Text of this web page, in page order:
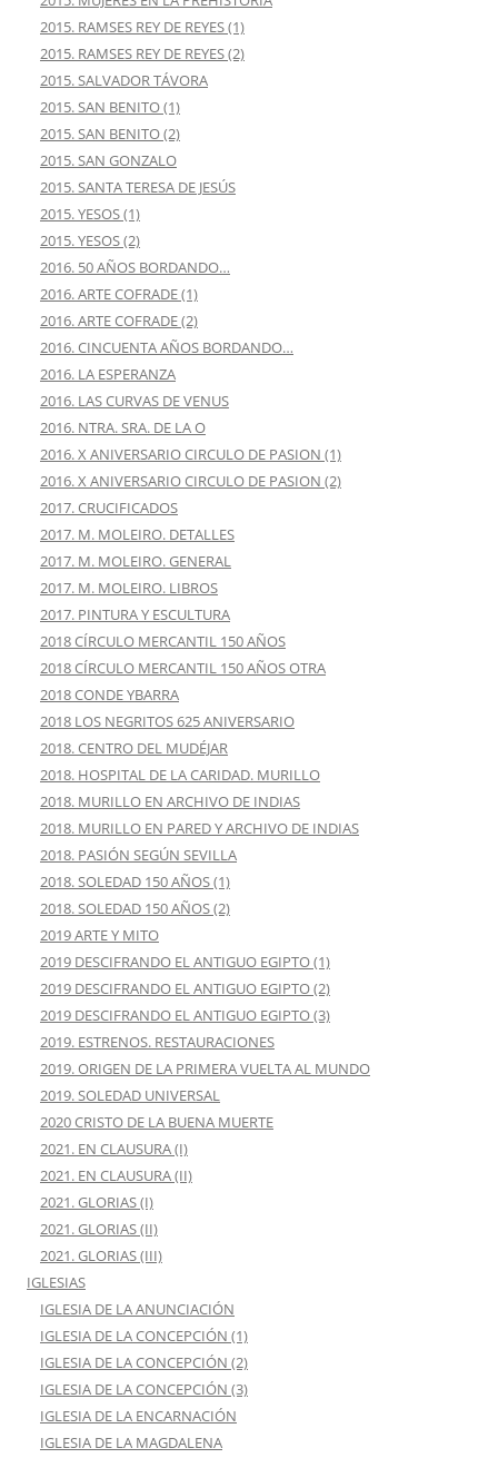
2015. RAMSES REY DE REYES (1)
2015. RAMSES REY DE REYES (2)
2015. SALVADOR TÁVORA
2015. SAN BENITO (1)
2015. SAN BENITO (2)
2015. SAN GONZALO
2015. SANTA TERESA DE JESÚS
2015. YESOS (1)
2015. YESOS (2)
2016. 50 AÑOS BORDANDO…
2016. ARTE COFRADE (1)
2016. ARTE COFRADE (2)
2016. CINCUENTA AÑOS BORDANDO…
2016. LA ESPERANZA
2016. LAS CURVAS DE VENUS
2016. NTRA. SRA. DE LA O
2016. X ANIVERSARIO CIRCULO DE PASION (1)
2016. X ANIVERSARIO CIRCULO DE PASION (2)
2017. CRUCIFICADOS
2017. M. MOLEIRO. DETALLES
2017. M. MOLEIRO. GENERAL
2017. M. MOLEIRO. LIBROS
2017. PINTURA Y ESCULTURA
2018 CÍRCULO MERCANTIL 150 AÑOS
2018 CÍRCULO MERCANTIL 150 AÑOS OTRA
2018 CONDE YBARRA
2018 LOS NEGRITOS 625 ANIVERSARIO
2018. CENTRO DEL MUDÉJAR
2018. HOSPITAL DE LA CARIDAD. MURILLO
2018. MURILLO EN ARCHIVO DE INDIAS
2018. MURILLO EN PARED Y ARCHIVO DE INDIAS
2018. PASIÓN SEGÚN SEVILLA
2018. SOLEDAD 150 AÑOS (1)
2018. SOLEDAD 150 AÑOS (2)
2019 ARTE Y MITO
2019 DESCIFRANDO EL ANTIGUO EGIPTO (1)
2019 DESCIFRANDO EL ANTIGUO EGIPTO (2)
2019 DESCIFRANDO EL ANTIGUO EGIPTO (3)
2019. ESTRENOS. RESTAURACIONES
2019. ORIGEN DE LA PRIMERA VUELTA AL MUNDO
2019. SOLEDAD UNIVERSAL
2020 CRISTO DE LA BUENA MUERTE
2021. EN CLAUSURA (I)
2021. EN CLAUSURA (II)
2021. GLORIAS (I)
2021. GLORIAS (II)
2021. GLORIAS (III)
IGLESIAS
IGLESIA DE LA ANUNCIACIÓN
IGLESIA DE LA CONCEPCIÓN (1)
IGLESIA DE LA CONCEPCIÓN (2)
IGLESIA DE LA CONCEPCIÓN (3)
IGLESIA DE LA ENCARNACIÓN
IGLESIA DE LA MAGDALENA